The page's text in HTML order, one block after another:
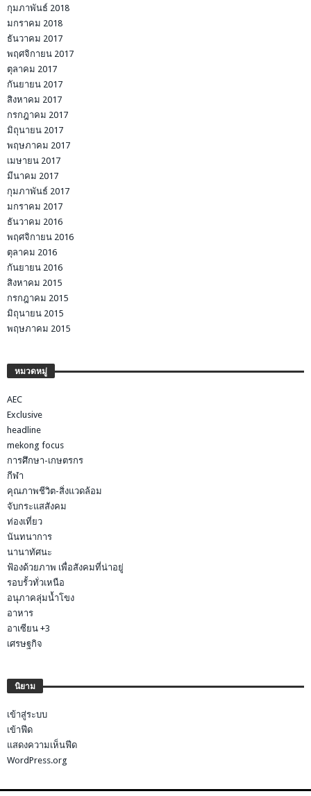
กุมภาพันธ์ 2018
มกราคม 2018
ธันวาคม 2017
พฤศจิกายน 2017
ตุลาคม 2017
กันยายน 2017
สิงหาคม 2017
กรกฎาคม 2017
มิถุนายน 2017
พฤษภาคม 2017
เมษายน 2017
มีนาคม 2017
กุมภาพันธ์ 2017
มกราคม 2017
ธันวาคม 2016
พฤศจิกายน 2016
ตุลาคม 2016
กันยายน 2016
สิงหาคม 2015
กรกฎาคม 2015
มิถุนายน 2015
พฤษภาคม 2015
หมวดหมู่
AEC
Exclusive
headline
mekong focus
การศึกษา-เกษตรกร
กีฬา
คุณภาพชีวิต-สิ่งแวดล้อม
จับกระแสสังคม
ท่องเที่ยว
นันทนาการ
นานาทัศนะ
ฟ้องด้วยภาพ เพื่อสังคมที่น่าอยู่
รอบรั้วทั่วเหนือ
อนุภาคลุ่มน้ำโขง
อาหาร
อาเซียน +3
เศรษฐกิจ
นิยาม
เข้าสู่ระบบ
เข้าฟีด
แสดงความเห็นฟีด
WordPress.org